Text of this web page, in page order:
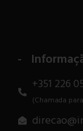
+351 226
(Chamada